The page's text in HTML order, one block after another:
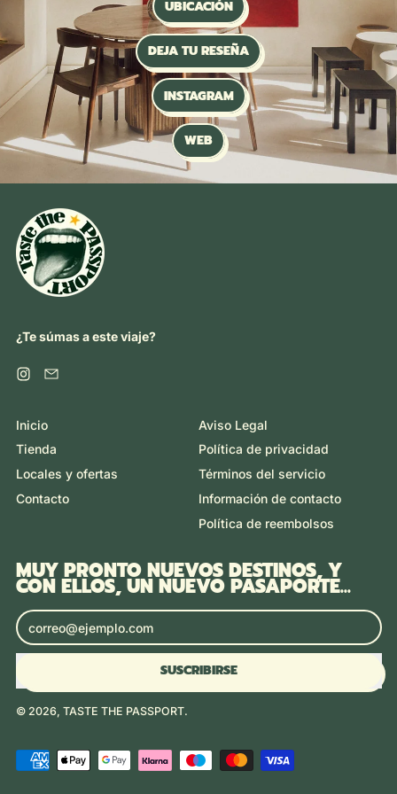
UBICACIÓN
DEJA TU RESEÑA
INSTAGRAM
WEB
¿Te súmas a este viaje?
Instagram
Email
Inicio
Tienda
Locales y ofertas
Contacto
Aviso Legal
Política de privacidad
Términos del servicio
Información de contacto
Política de reembolsos
MUY PRONTO NUEVOS DESTINOS, Y
CON ELLOS, UN NUEVO PASAPORTE...
Dirección de correo electrónico
SUSCRIBIRSE
© 2026, TASTE THE PASSPORT.
Pagos
aceptados